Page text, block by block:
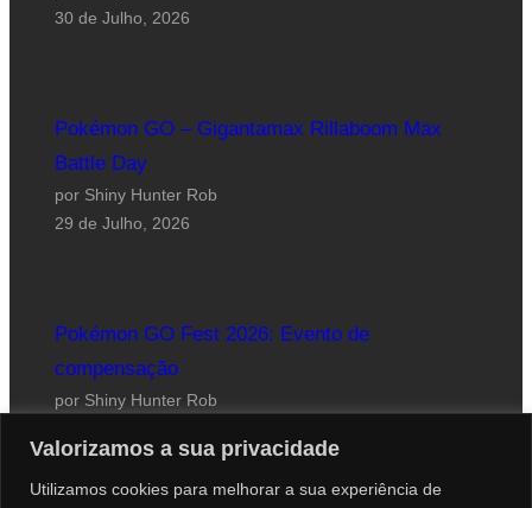
Valorizamos a sua privacidade
Utilizamos cookies para melhorar a sua experiência de
30 de Julho, 2026
Pokémon GO – Gigantamax Rillaboom Max
Battle Day
por Shiny Hunter Rob
29 de Julho, 2026
Pokémon GO Fest 2026: Evento de
compensação
por Shiny Hunter Rob